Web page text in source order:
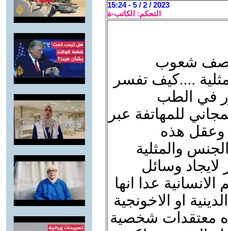
2023 / 2 / 5 - 15:24
التحكم: الكاتب-ة
بوصف شعوب
....كيف تفسر
في الطب
للمهاتفة عبر
وعقل هذه
والمثلية
وسائل
عدا انها
او الاخونجية
معتقدات شخصية